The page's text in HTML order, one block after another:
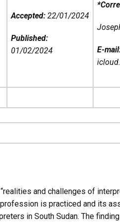
Accepted: 22/01/2024
Published:
01/02/2024
E-
and challenges of
is practiced and its
in South Sudan. The